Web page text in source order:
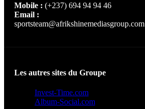
Mobile : (+237) 694 94 94 46
Email :
sportsteam@afrikshinemediasgroup.com
Les autres sites du Groupe
Invest-Time.com
Album-Social.com